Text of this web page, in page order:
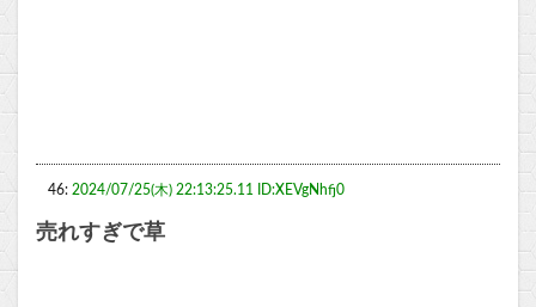
46: 2024/07/25(木) 22:13:25.11 ID:XEVgNhfj0
売れすぎで草